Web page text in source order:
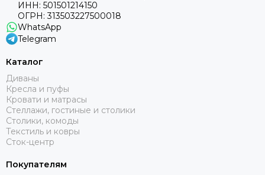
ИНН: 501501214150
ОГРН: 313503227500018
WhatsApp
Telegram
Каталог
Диваны
Кресла и пуфы
Кровати и матрасы
Стеллажи, гостиные и столики
Столики, комоды
Текстиль и ковры
Сток-центр
Покупателям